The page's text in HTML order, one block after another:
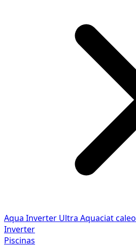
Aqua Inverter Ultra Aquaciat caleo
Inverter
Piscinas